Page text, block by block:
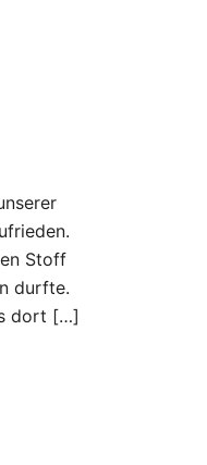
Stoff
durfte.
dort […]